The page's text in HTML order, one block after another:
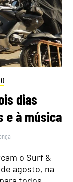
dias
e à música
o Surf &
agosto, na